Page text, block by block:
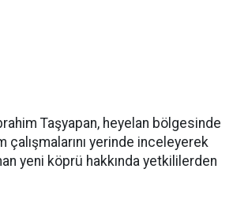
Taşyapan, heyelan bölgesinde
çalışmalarını yerinde inceleyerek
yeni köprü hakkında yetkililerden